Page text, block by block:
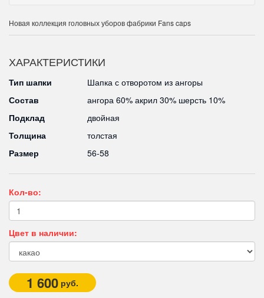
Новая коллекция головных уборов фабрики Fans caps
ХАРАКТЕРИСТИКИ
Тип шапки
Шапка с отворотом из ангоры
Состав
ангора 60% акрил 30% шерсть 10%
Подклад
двойная
Толщина
толстая
Размер
56-58
Кол-во:
Цвет в наличии:
1 600 руб.